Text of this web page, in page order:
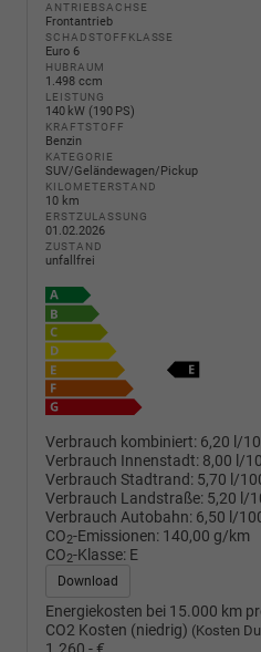
ANTRIEBSACHSE
Frontantrieb
SCHADSTOFFKLASSE
Euro 6
HUBRAUM
1.498 ccm
LEISTUNG
140 kW (190 PS)
KRAFTSTOFF
Benzin
KATEGORIE
SUV/Geländewagen/Pickup
KILOMETERSTAND
10 km
ERSTZULASSUNG
01.02.2026
ZUSTAND
unfallfrei
Verbrauch kombiniert: 6,20 l/
Verbrauch Innenstadt: 8,00 l/
Verbrauch Stadtrand: 5,70 l/
Verbrauch Landstraße: 5,20 l/
Verbrauch Autobahn: 6,50 l/
CO2-Emissionen: 140,00 g/km
CO2-Klasse: E
Download
Energiekosten bei 15.000 km
CO2 Kosten (niedrig) (Kosten